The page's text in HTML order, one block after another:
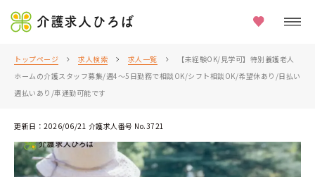
介護求人ひろば
トップページ 求人検索 求人一覧
【未経験OK/見学可】特別養護老人
ホームの介護スタッフ募集/週4～5日勤務で相談OK/シフト相談OK/希望休あり/日払い
週払いあり/車通勤可能です
更新日：2026/06/21 介護求人番号 No.3721